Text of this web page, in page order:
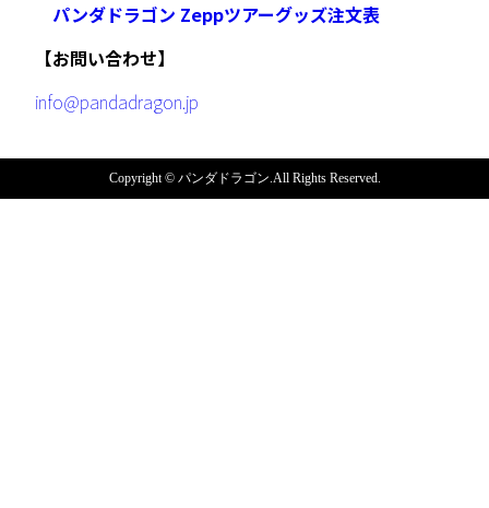
パンダドラゴン Zeppツアーグッズ注文表
【お問い合わせ】
info@pandadragon.jp
Copyright © パンダドラゴン.All Rights Reserved.